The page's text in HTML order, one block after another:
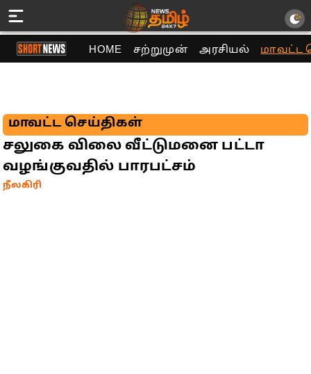
HOME சற்றுமுன் அரசியல் மாவட்ட
மாவட்ட செய்திகள்
சலுகை விலை வீட்டுமனை பட்டா
வழங்குவதில் பாரபட்சம்
நீலகிரி